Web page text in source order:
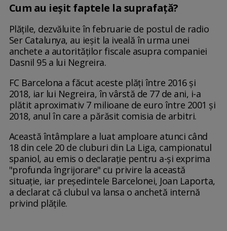
Cum au ieșit faptele la suprafață?
Plățile, dezvăluite în februarie de postul de radio
Ser Catalunya, au ieșit la iveală în urma unei
anchete a autorităților fiscale asupra companiei
Dasnil 95 a lui Negreira.
FC Barcelona a făcut aceste plăți între 2016 și
2018, iar lui Negreira, în vârstă de 77 de ani, i-a
plătit aproximativ 7 milioane de euro între 2001 și
2018, anul în care a părăsit comisia de arbitri.
Această întâmplare a luat amploare atunci când
18 din cele 20 de cluburi din La Liga, campionatul
spaniol, au emis o declarație pentru a-și exprima
"profunda îngrijorare" cu privire la această
situație, iar președintele Barcelonei, Joan Laporta,
a declarat că clubul va lansa o anchetă internă
privind plățile.